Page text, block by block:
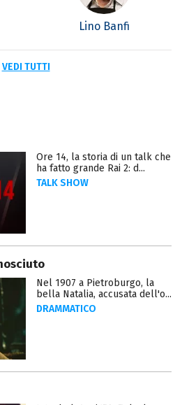
Lino Banfi
VEDI TUTTI
Ore 14, la storia di un talk che
ha fatto grande Rai 2: d...
TALK SHOW
Nel 1907 a Pietroburgo, la
bella Natalia, accusata dell'o...
DRAMMATICO